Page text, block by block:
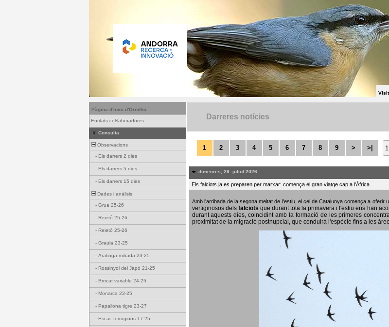
Pàgina d'inici d'Ornitho
Entitats col·laboradores
Consulta
Observacions
- Els darrers 2 dies
- Els darrers 5 dies
- Els darrers 15 dies
Dades i anàlisis
- Grua 25-26
- Reietó 25-26
- Reietó 25-26
- Graula 23-25
- Aratinga mitrada 23-25
- Rossinyol del Japó 21-25
- Brocat variable 24-25
- Monarca 23-25
- Papallona tigre 23-27
- Escac ferruginós 17-25
Darreres notícies
1 2 3 4 5 6 7 8 9 > >|
dimecres, 29. juliol 2026
Els falciots ja es preparen per marxar: comença el gran viatge cap a l'Àfrica
Amb l'arribada de la segona meitat de l'estiu, el cel de Catalunya comença a oferir
vertiginosos dels falciots que durant tota la primavera i l'estiu ens han
durant aquests dies, coincidint amb la formació de les primeres
proximitat de la migració postnupcial, que conduirà l'espècie fins a les